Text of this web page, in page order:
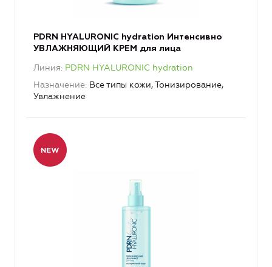
PDRN HYALURONIC hydration Интенсивно
УВЛАЖНЯЮЩИЙ КРЕМ для лица
Линия PDRN HYALURONIC hydration
Назначение Все типы кожи, Тонизирование,
Увлажнение